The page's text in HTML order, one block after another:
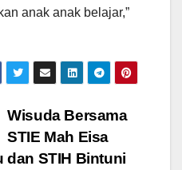
anak anak belajar,”
Wisuda Bersama
STIE Mah Eisa
dan STIH Bintuni